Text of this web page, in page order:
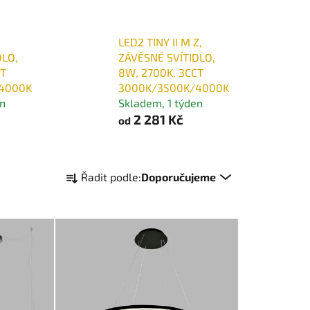
LED2 TINY II M Z,
ZÁVĚSNÉ SVÍTIDLO,
8W, 2700K, 3CCT
3000K/3500K/4000K
Skladem, 1 týden
od2 281 Kč
a
e
Řadit podle:Doporučujeme